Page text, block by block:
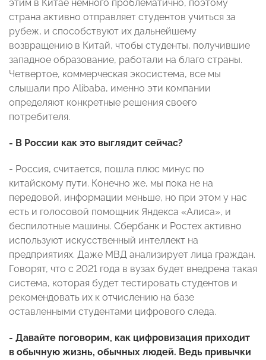
этим в Китае немного проблематично, поэтому
страна активно отправляет студентов учиться за
рубеж, и способствуют их дальнейшему
возвращению в Китай, чтобы студенты, получившие
западное образование, работали на благо страны.
Четвертое, коммерческая экосистема, все мы
слышали про Alibaba, именно эти компании
определяют конкретные решения своего
потребителя.
- В России как это выглядит сейчас?
- Россия, считается, пошла плюс минус по
китайскому пути. Конечно же, мы пока не на
передовой, информации меньше, но при этом у нас
есть и голосовой помощник Яндекса «Алиса», и
беспилотные машины. Сбербанк и Ростех активно
используют искусственный интеллект на
предприятиях. Даже МВД анализирует лица граждан.
Говорят, что с 2021 года в вузах будет внедрена такая
система, которая будет тестировать студентов и
рекомендовать их к отчислению на базе
оставленными студентами цифрового следа.
- Давайте поговорим, как цифровизация приходит
в обычную жизнь, обычных людей. Ведь привычки